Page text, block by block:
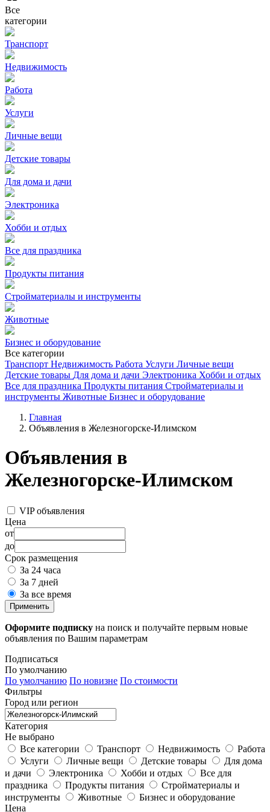
Все
категории
Транспорт
Недвижимость
Работа
Услуги
Личные вещи
Детские товары
Для дома и дачи
Электроника
Хобби и отдых
Все для праздника
Продукты питания
Стройматериалы и инструменты
Животные
Бизнес и оборудование
Все категории
Транспорт Недвижимость Работа Услуги Личные вещи
Детские товары Для дома и дачи Электроника Хобби и отдых
Все для праздника Продукты питания Стройматериалы и
инструменты Животные Бизнес и оборудование
Главная
Объявления в Железногорске-Илимском
Объявления в
Железногорске-Илимском
VIP объявления
Цена
от
до
Срок размещения
За 24 часа
За 7 дней
За все время
Применить
Оформите подписку на поиск и получайте первым новые
объявления по Вашим параметрам
Подписаться
По умолчанию
По умолчанию По новизне По стоимости
Фильтры
Город или регион
Категория
Не выбрано
Все категории
Транспорт Недвижимость
Работа
Услуги
Личные вещи Детские товары
Для дома
и дачи
Электроника Хобби и отдых
Все для
праздника
Продукты питания
Стройматериалы и
инструменты
Животные
Бизнес и оборудование
Цена